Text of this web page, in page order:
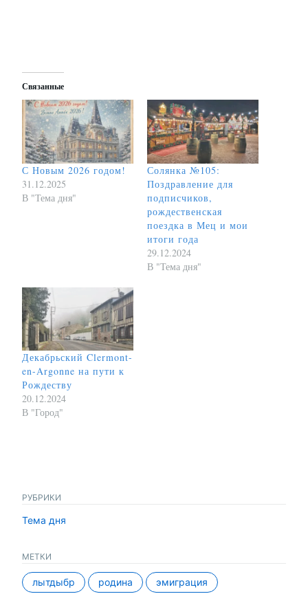
Связанные
С Новым 2026 годом!
31.12.2025
В "Тема дня"
Солянка №105:
Поздравление для
подписчиков,
рождественская
поездка в Мец и мои
итоги года
29.12.2024
В "Тема дня"
Декабрьский Clermont-
en-Argonne на пути к
Рождеству
20.12.2024
В "Город"
РУБРИКИ
Тема дня
МЕТКИ
лытдыбр родина эмиграция